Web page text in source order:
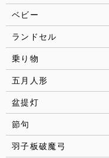
ベビー
ランドセル
乗り物
五月人形
盆提灯
節句
羽子板破魔弓